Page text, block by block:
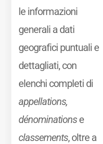
le informazioni
generali a dati
geografici puntuali e
dettagliati, con
elenchi completi di
appellations,
dénominationse
classements, oltre a